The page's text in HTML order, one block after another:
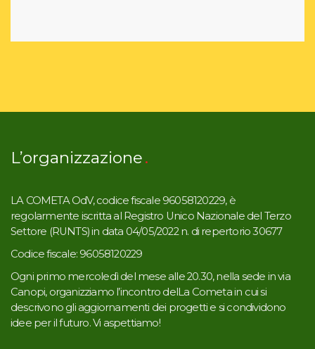
L’organizzazione
LA COMETA OdV, codice fiscale 96058120229, è
regolarmente iscritta al Registro Unico Nazionale del Terzo
Settore (RUNTS) in data 04/05/2022 n. di repertorio 30677
Codice fiscale: 96058120229
Ogni primo mercoledì del mese alle 20.30, nella sede in via
Canopi, organizziamo l’incontro delLa Cometa in cui si
descrivono gli aggiornamenti dei progetti e si condividono
idee per il futuro. Vi aspettiamo!